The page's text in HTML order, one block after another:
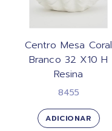
Centro Mesa Coral
Branco 32 X10 H
Resina
8455
ADICIONAR